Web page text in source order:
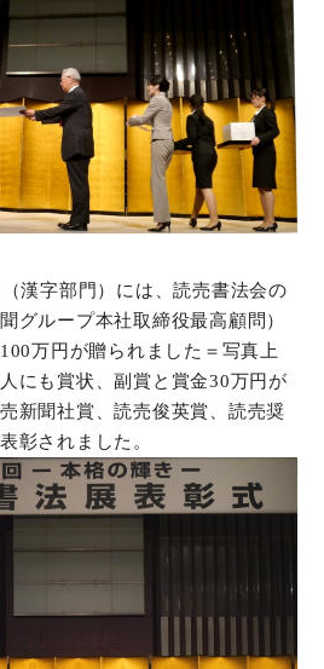
漢字部門）には、読売書法会の
グループ本社取締役最高顧問）
万円が贈られました＝写真上
にも賞状、副賞と賞金30万円が
新聞社賞、読売俊英賞、読売奨
彰されました。